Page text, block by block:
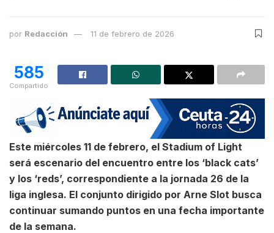
por Redacción 11 de febrero de 2026
585
Compartido
Este miércoles 11 de febrero, el Stadium of Light
será escenario del encuentro entre los ‘black cats’
y los ‘reds’, correspondiente a la jornada 26 de la
liga inglesa. El conjunto dirigido por Arne Slot busca
continuar sumando puntos en una fecha importante
de la semana.